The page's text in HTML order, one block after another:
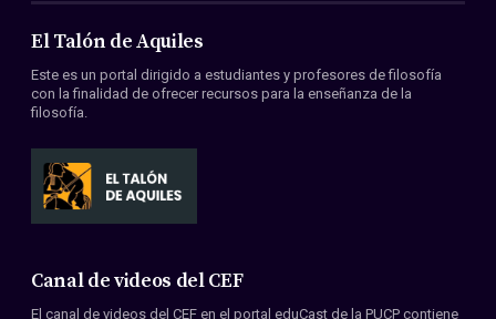
Acerca de nosotros
Miembros
Convenios
El Talón de Aquiles
Este es un portal dirigido a estudiantes y profesores de filosofía
con la finalidad de ofrecer recursos para la enseñanza de la
filosofía.
Canal de videos del CEF
El canal de videos del CEF en el portal eduCast de la PUCP contiene